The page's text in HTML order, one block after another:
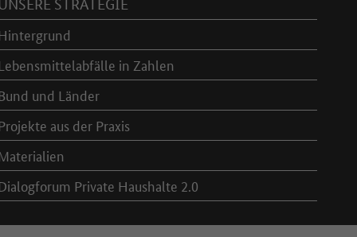
in Zahlen
und Länder
aus der Praxis
Private Haushalte 2.0